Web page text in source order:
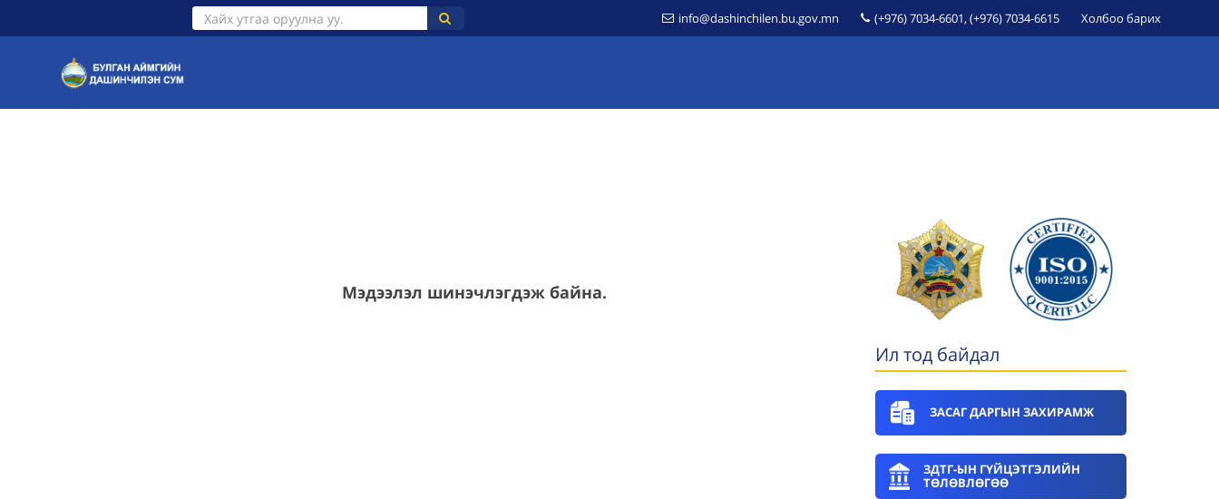
info@dashinchilen.bu.gov.mn (+976) 7034-6601, (+976) 7034-6615 Холбоо барих
Мэдээлэл шинэчлэгдэж байна.
Ил тод байдал
ЗАСАГ ДАРГЫН ЗАХИРАМЖ
ЗДТГ-ЫН ГҮЙЦЭТГЭЛИЙН
ТӨЛӨВЛӨГӨӨ